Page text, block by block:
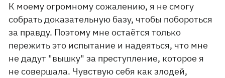
К моему огромному сожалению, я не смогу
собрать доказательную базу, чтобы побороться
за правду. Поэтому мне остаётся только
пережить это испытание и надеяться, что мне
не дадут "вышку" за преступление, которое я
не совершала. Чувствую себя как злодей,